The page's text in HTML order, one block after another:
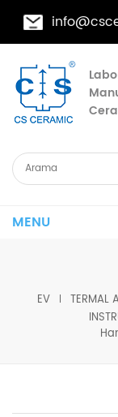
MENU
EV TERMAL